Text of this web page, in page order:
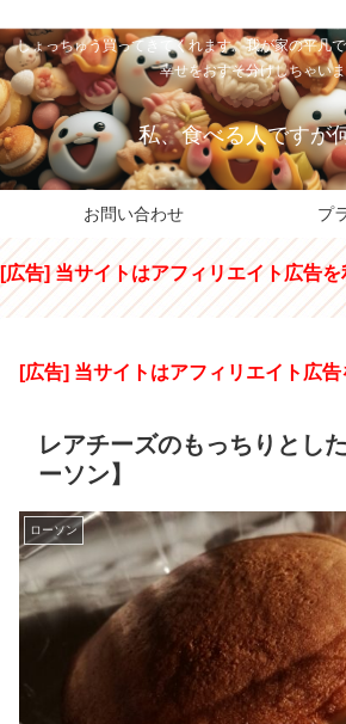
しょっちゅう買ってきてくれます。我が家の平凡
幸せをおすそ分けしちゃい
私、食べる人ですが
お問い合わせ プ
[広告] 当サイトはアフィリエイト広告
[広告] 当サイトはアフィリエイト広告
レアチーズのもっちりとし
ーソン】
ローソン